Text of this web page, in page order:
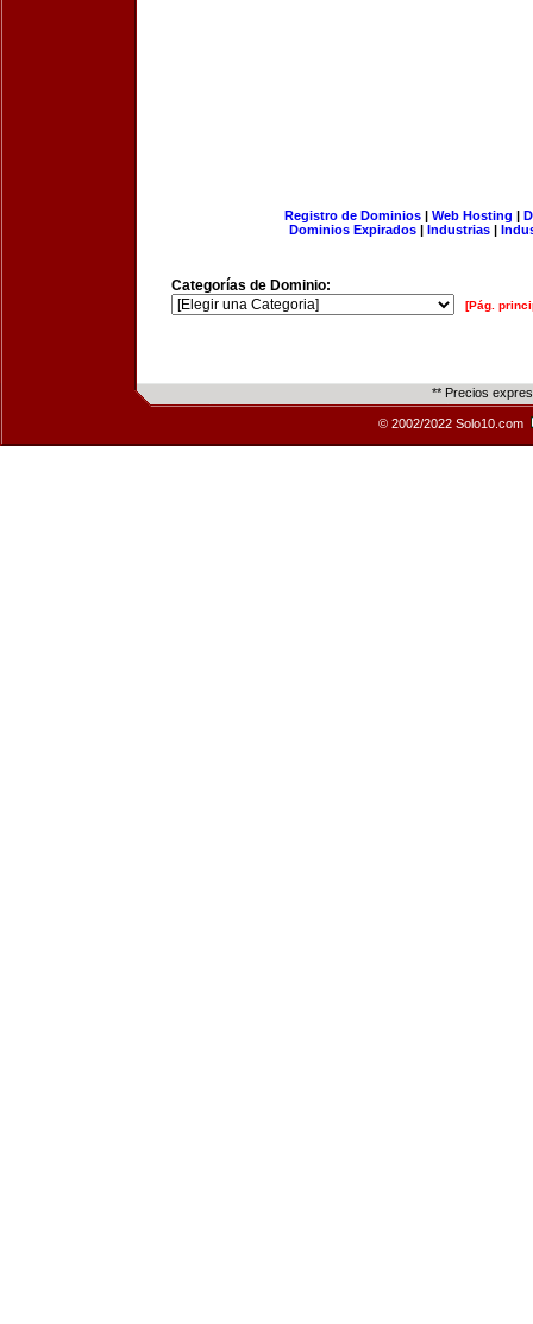
Registro de Dominios| Web Hosting |
Dominios Expirados | Industrias |
Categorías de Dominio:
[Pág.
** Precios
© 2002/2022 Solo10.com